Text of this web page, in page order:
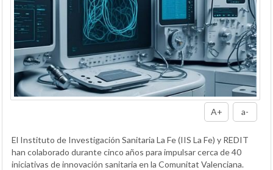
A+ a-
El Instituto de Investigación Sanitaria La Fe (IIS La Fe) y REDIT
han colaborado durante cinco años para impulsar cerca de 40
iniciativas de innovación sanitaria en la Comunitat Valenciana.